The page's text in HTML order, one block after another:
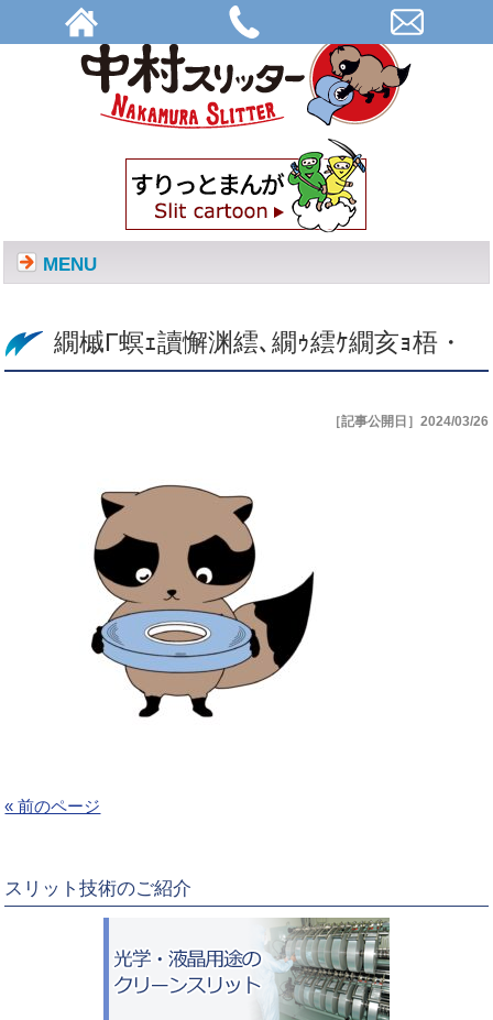
繝槭Γ螟ｪ讀懈渊繧､繝ｩ繧ｹ繝亥ｮ梧・ | 株式会社中村スリッター
MENU
繝槭Γ螟ｪ讀懈渊繧､繝ｩ繧ｹ繝亥ｮ梧・
［記事公開日］2024/03/26
« 前のページ
スリット技術のご紹介